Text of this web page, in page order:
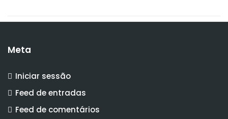
Meta
Iniciar sessão
Feed de entradas
Feed de comentários